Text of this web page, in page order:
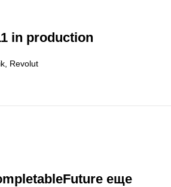
in production
Revolut
еще